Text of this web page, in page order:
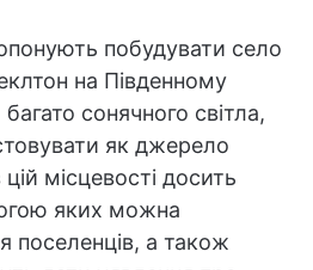
побудувати село
на Південному
сонячного світла,
як джерело
цій місцевості досить
яких можна
поселенців, а також